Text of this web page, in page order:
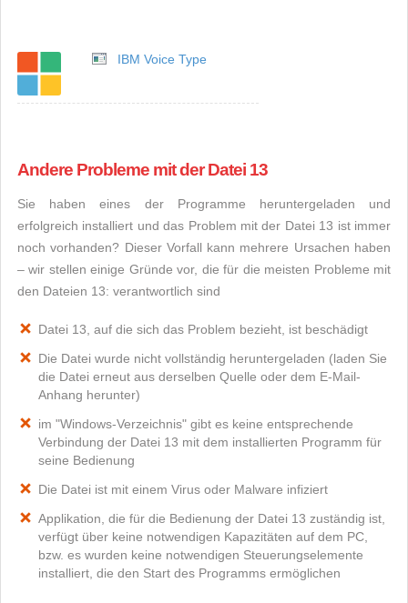
IBM Voice Type
Andere Probleme mit der Datei 13
Sie haben eines der Programme heruntergeladen und
erfolgreich installiert und das Problem mit der Datei 13 ist immer
noch vorhanden? Dieser Vorfall kann mehrere Ursachen haben
– wir stellen einige Gründe vor, die für die meisten Probleme mit
den Dateien 13: verantwortlich sind
Datei 13, auf die sich das Problem bezieht, ist beschädigt
Die Datei wurde nicht vollständig heruntergeladen (laden Sie
die Datei erneut aus derselben Quelle oder dem E-Mail-
Anhang herunter)
im "Windows-Verzeichnis" gibt es keine entsprechende
Verbindung der Datei 13 mit dem installierten Programm für
seine Bedienung
Die Datei ist mit einem Virus oder Malware infiziert
Applikation, die für die Bedienung der Datei 13 zuständig ist,
verfügt über keine notwendigen Kapazitäten auf dem PC,
bzw. es wurden keine notwendigen Steuerungselemente
installiert, die den Start des Programms ermöglichen